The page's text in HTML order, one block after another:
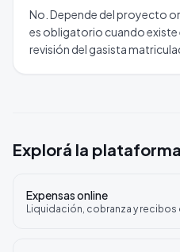
No. Depende del proyecto
es obligatorio cuando existe
revisión del gasista
Explorá la plataforma
Expensas online
Liquidación, cobranza y recibos